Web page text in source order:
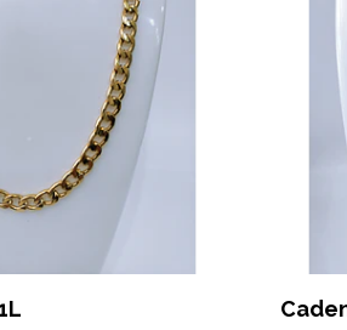
Cadena Dorada 1K